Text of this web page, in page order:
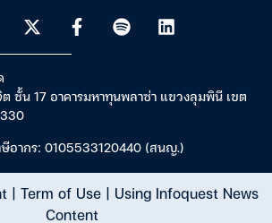
ชั้น 17 อาคารมหาทุนพลาซ่า แขวงลุมพินี เขต
ษีอากร: 0105533120440 (สนญ.)
| Term of Use| Using Infoquest News
Content